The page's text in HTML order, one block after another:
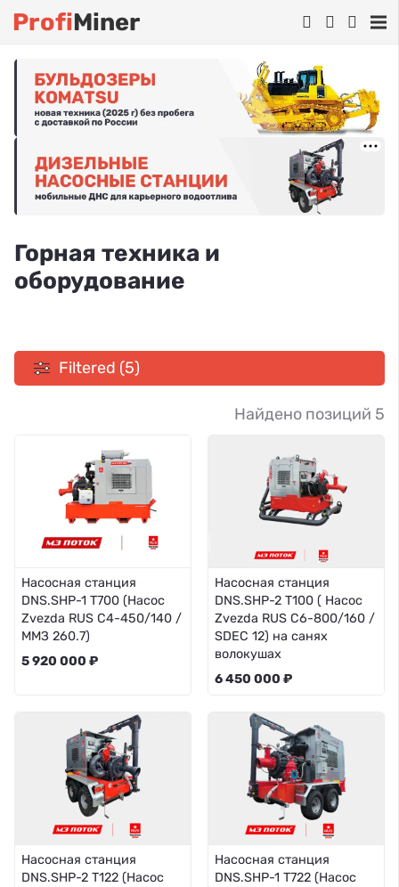
ProfiMiner
Горная техника и
оборудование
Filtered (5)
Найдено позиций 5
Насосная станция
DNS.SHP-1 Т700 (Насос
Zvezda RUS C4-450/140 /
ММЗ 260.7)
5 920 000 ₽
Насосная станция
DNS.SHP-2 T100 ( Насос
Zvezda RUS C6-800/160 /
SDEC 12) на санях
волокушах
6 450 000 ₽
Насосная станция
DNS.SHP-2 T122 (Насос
Насосная станция
DNS.SHP-1 T722 (Насос